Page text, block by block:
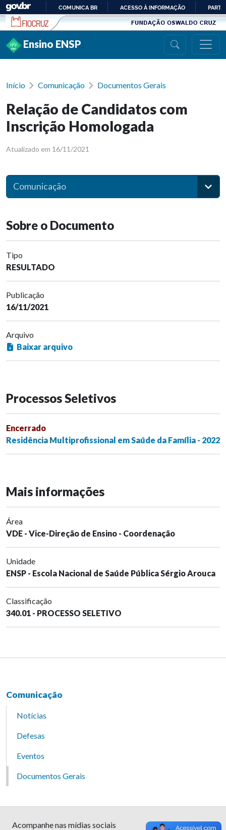
Ir para conteúdo
PARA
COMUNICA BR ACESSO À INFORMAÇÃO
Ensino ENSP
Início Comunicação Documentos Gerais
Relação de Candidatos com
Inscrição Homologada
Atualizado em 16/11/2021
Comunicação
Sobre o Documento
Tipo
RESULTADO
Publicação
16/11/2021
Arquivo
Baixar arquivo
Processos Seletivos
Encerrado
Residência Multiprofissional em Saúde da Família - 2022
Mais informações
Área
VDE - Vice-Direção de Ensino - Coordenação
Unidade
ENSP - Escola Nacional de Saúde Pública Sérgio Arouca
Classificação
340.01 - PROCESSO SELETIVO
Comunicação
Notícias
Defesas
Eventos
Documentos Gerais
Acompanhe nas mídias sociais